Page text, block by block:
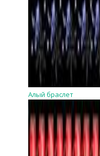
Алый браслет